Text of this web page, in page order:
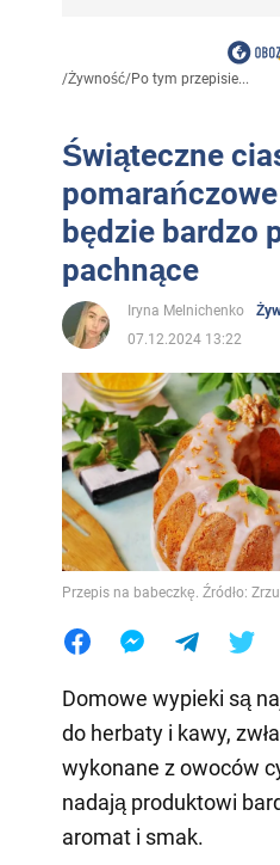
/Żywność/Po tym przepisie...
Świąteczne
będzie bardzo
pachnące
Iryna Melnichenko
07.12.2024 13:22
Przepis na babeczkę. Źródło:
Domowe wypieki są
do herbaty i kawy,
wykonane z owoców
nadają produktowi
aromat i smak.